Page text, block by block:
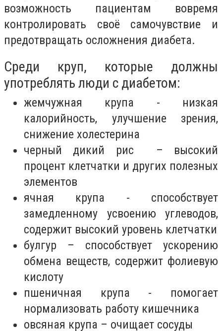
возможность пациентам вовремя
контролировать своё самочувствие и
предотвращать осложнения диабета.
Среди круп, которые должны
употреблять люди с диабетом:
жемчужная крупа - низкая
калорийность, улучшение зрения,
снижение холестерина
черный дикий рис – высокий
процент клетчатки и других полезных
элементов
ячная крупа - способствует
замедленному усвоению углеводов,
содержит высокий уровень клетчатки
булгур – способствует ускорению
обмена веществ, содержит фолиевую
кислоту
пшеничная крупа - помогает
нормализовать работу кишечника
овсяная крупа – очищает сосуды